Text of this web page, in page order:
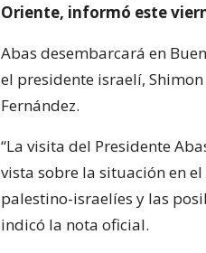
Oriente, informó este
Abas desembarcará en
el presidente israelí,
Fernández.
“La visita del Presidente
vista sobre la situación en
palestino-israelíes y las
indicó la nota oficial.